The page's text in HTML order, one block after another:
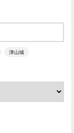
津山城